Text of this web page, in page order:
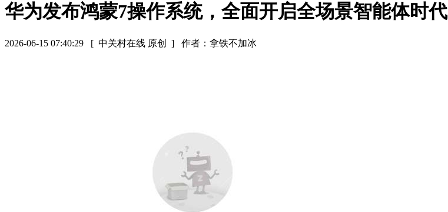
华为发布鸿蒙7操作系统，全面开启全场景智能体时代
2026-06-15 07:40:29 [ 中关村在线 原创 ] 作者：拿铁不加冰